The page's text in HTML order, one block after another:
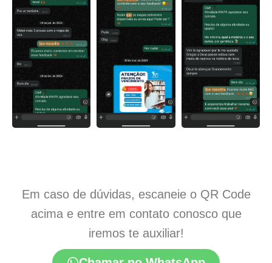
Em caso de dúvidas, escaneie o QR Code
acima e entre em contato conosco que
iremos te auxiliar!